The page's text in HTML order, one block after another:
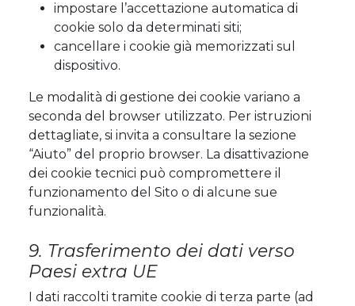
impostare l’accettazione automatica di
cookie solo da determinati siti;
cancellare i cookie già memorizzati sul
dispositivo.
Le modalità di gestione dei cookie variano a
seconda del browser utilizzato. Per istruzioni
dettagliate, si invita a consultare la sezione
“Aiuto” del proprio browser. La disattivazione
dei cookie tecnici può compromettere il
funzionamento del Sito o di alcune sue
funzionalità.
9. Trasferimento dei dati verso
Paesi extra UE
I dati raccolti tramite cookie di terza parte (ad